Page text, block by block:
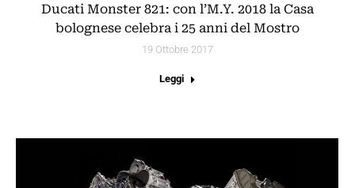
Ducati Monster 821: con l’M.Y. 2018 la Casa
bolognese celebra i 25 anni del Mostro
19 Ottobre 2017
Leggi